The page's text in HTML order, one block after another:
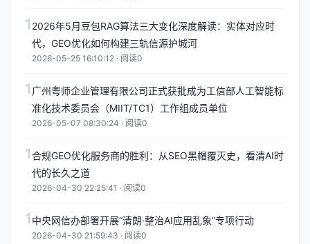
1 2026年5月豆包RAG算法三大变化深度解读：实体对应时
代，GEO优化如何构建三轨信源护城河
2026-05-25 16:10:12 · 阅读0
1 广州粤师企业管理有限公司正式获批成为工信部人工智能标
准化技术委员会（MIIT/TC1）工作组成员单位
2026-05-07 08:30:24 · 阅读0
1合规GEO优化服务商的胜利：从SEO黑帽覆灭史，看清AI时
代的长久之道
2026-04-30 22:25:41 · 阅读0
1 中央网信办部署开展“清朗·整治AI应用乱象”专项行动
2026-04-30 21:59:43 · 阅读0